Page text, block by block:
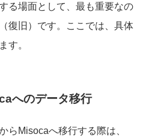
る場面として、最も重要なの
復旧）です。ここでは、具体
す。
へのデータ移行
らMisocaへ移行する際は、